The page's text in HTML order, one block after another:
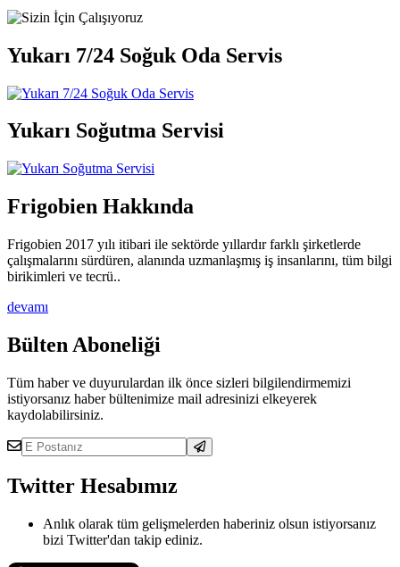
Yukarı 7/24 Soğuk Oda Servis
Yukarı Soğutma Servisi
Frigobien Hakkında
Frigobien 2017 yılı itibari ile sektörde yıllardır farklı şirketlerde
çalışmalarını sürdüren, alanında uzmanlaşmış iş insanlarını, tüm bilgi
birikimleri ve tecrü..
devamı
Bülten Aboneliği
Tüm haber ve duyurulardan ilk önce sizleri bilgilendirmemizi
istiyorsanız haber bültenimize mail adresinizi elkeyerek
kaydolabilirsiniz.
Twitter Hesabımız
Anlık olarak tüm gelişmelerden haberiniz olsun istiyorsanız
bizi Twitter'dan takip ediniz.